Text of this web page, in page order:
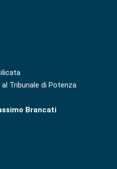
Tribunale di Potenza
Brancati